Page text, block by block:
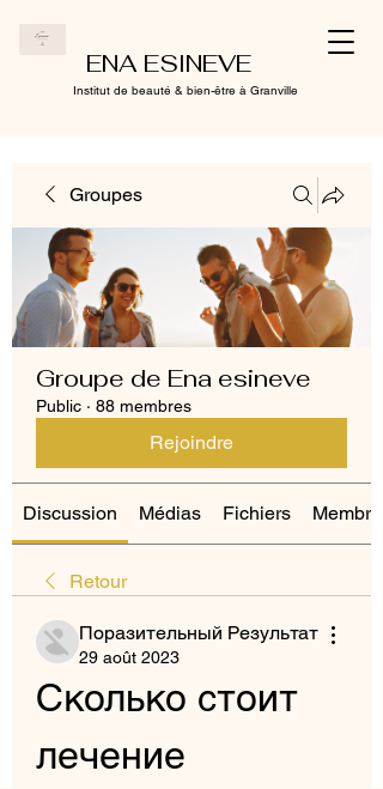
ENA ESINEVE
Institut de beauté & bien-être à Granville
Groupes
Groupe de Ena esineve
Public · 88 membres
Rejoindre
Discussion Médias Fichiers Membres
Retour
Поразительный Результат
29 août 2023
Сколько стоит
лечение